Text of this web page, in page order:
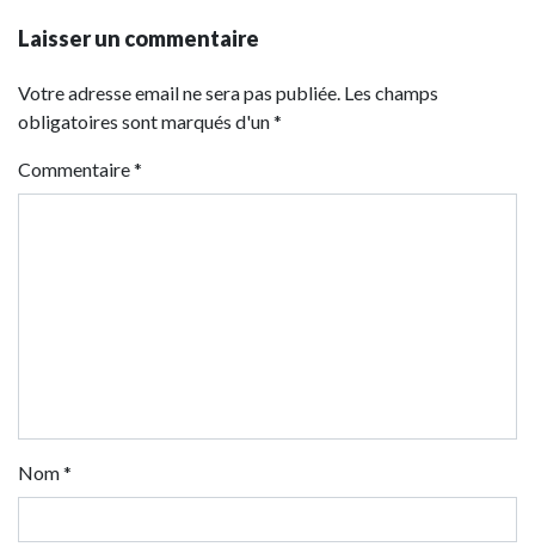
Laisser un commentaire
Votre adresse email ne sera pas publiée. Les champs
obligatoires sont marqués d'un *
Commentaire*
Nom*